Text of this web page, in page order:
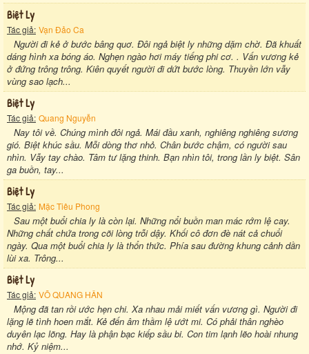
Biệt Ly
Tác giả: Vạn Đảo Ca
Người đi kẻ ở bước bâng quơ. Đôi ngả biệt ly những dặm chờ. Đã khuất
dáng hình xa bóng áo. Nghẹn ngào hơi máy tiếng phi cơ. . Vấn vương kẻ
ở đứng trông trông. Kiên quyết người đi dứt bước lòng. Thuyền lớn vẫy
vùng sao lạch...
Biệt Ly
Tác giả: Quang Nguyễn
Nay tôi về. Chúng mình đôi ngả. Mái đầu xanh, nghiêng nghiêng sương
gió. Biệt khúc sầu. Mỗi dòng thơ nhỏ. Chân bước chậm, có người sau
nhìn. Vẫy tay chào. Tâm tư lặng thinh. Bạn nhìn tôi, trong lần ly biệt. Sân
ga buồn, tay...
Biệt Ly
Tác giả: Mặc Tiêu Phong
Sau một buổi chia ly là còn lại. Những nổi buồn man mác rớm lệ cay.
Những chất chứa trong cõi lòng trỗi dậy. Khối cô đơn đè nát cả chuổi
ngày. Qua một buổi chia ly là thổn thức. Phía sau đường khung cảnh dần
lùi xa. Trông...
Biệt Ly
Tác giả: VÕ QUANG HÂN
Mộng đã tan rồi ước hẹn chi. Xa nhau mải miết vấn vương gì. Người đi
lặng lẽ tình hoen mắt. Kẻ đến âm thầm lệ ướt mi. Có phải thân nghèo
duyên lạc lõng. Hay là phận bạc kiếp sầu bi. Con tim lạnh lẽo hoài nhung
nhớ. Kỷ niệm...